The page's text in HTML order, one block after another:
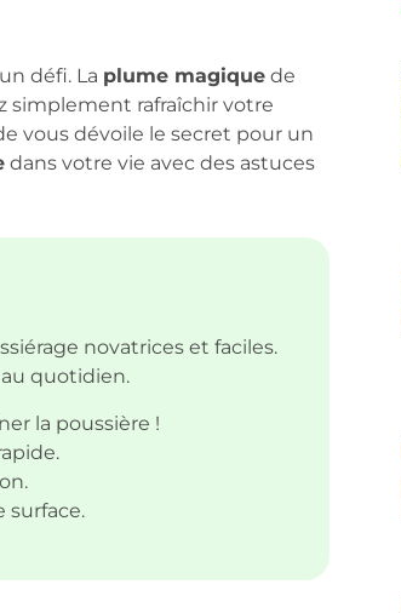
défi. La plume magiquede
simplement rafraîchir votre
vous dévoile le secret pour un
dans votre vie avec des astuces
novatrices et faciles.
quotidien.
la poussière !
surface.